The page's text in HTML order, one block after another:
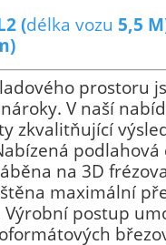
(délka vozu 5,5
prostoru
V naší
zkvalitňující
podlahová
na 3D
maximální
postup